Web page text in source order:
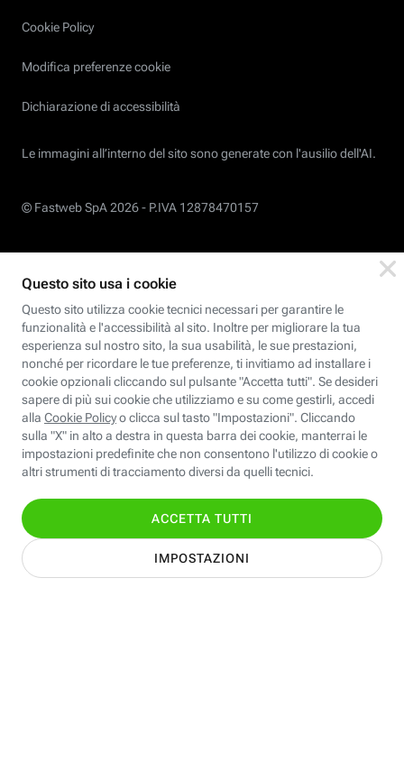
Cookie Policy
Modifica preferenze cookie
Dichiarazione di accessibilità
Le immagini all’interno del sito sono generate con l'ausilio dell'AI.
© Fastweb SpA 2026 - P.IVA 12878470157